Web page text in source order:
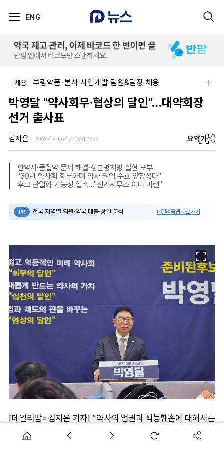
ENG
채용 부광약품-본사 사업개발 팀원&팀장 채용
박영달 "약사회무·협상의 달인"…대약회장
선거 출사표
김지은 2024-10-17 15:42:57 요약가
한약사·품절약 문제 해결·성분명처방 실현 포부
"30년 약사회 회무하며 약사 권익 수호 앞장섰다"
후보 단일화 가능성 일축…"선거사무소 이미 마련"
PR 전국 지역별 의원·약국 매출·상권 분석 데일리팜맵 바로가기
[데일리팜=김지은 기자] “약사의 업권과 직능훼손에 대해서는
좌시하지 않고 무한 투쟁을 하겠다. 대한약사회장은 약사회 노